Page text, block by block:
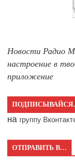
Новости Радио
настроение в
приложение
на группу
ОТПРАВИТЬ В…